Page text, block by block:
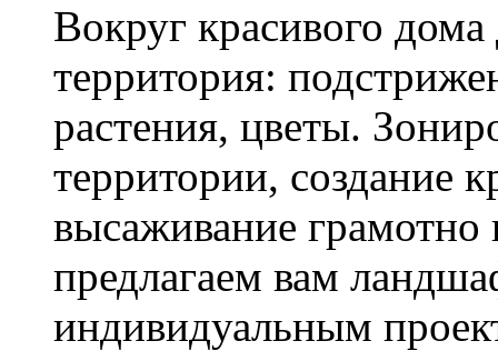
Вокруг красивого
территория:
растения, цветы.
территории, создание
высаживание
предлагаем вам
индивидуальным